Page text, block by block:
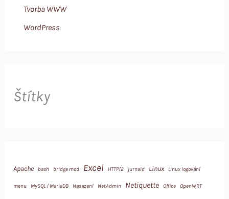
Tvorba WWW
WordPress
Štítky
Apache bash bridge mod Excel HTTP/2 jurnald Linux Linux logování
menu MySQL / MariaDB Nasazení NetAdmin Netiquette Office OpenWRT